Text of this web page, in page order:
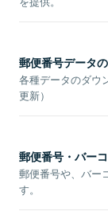
郵便番号データ
各種データのダウ
更新）
郵便番号・バー
郵便番号や、バー
す。